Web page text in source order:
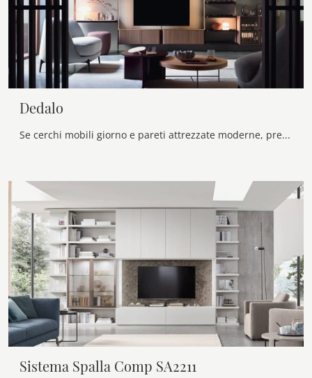
Dedalo
Se cerchi mobili giorno e pareti attrezzate moderne, prediligi il modello Dedalo di Novamobili: clicca e scopri di più!
Sistema Spalla Comp SA2211